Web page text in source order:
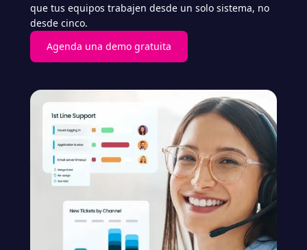
que tus equipos trabajen desde un solo sistema, no
desde cinco.
Agenda una demo gratuita